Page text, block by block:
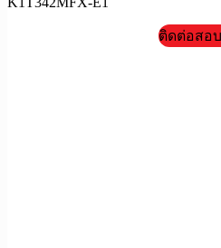
ติดต่อสอ